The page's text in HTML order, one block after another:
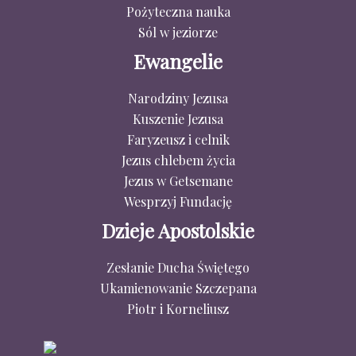
Pożyteczna nauka
Sól w jeziorze
Ewangelie
Narodziny Jezusa
Kuszenie Jezusa
Faryzeusz i celnik
Jezus chlebem życia
Jezus w Getsemane
Wesprzyj Fundację
Dzieje Apostolskie
Zesłanie Ducha Świętego
Ukamienowanie Szczepana
Piotr i Korneliusz